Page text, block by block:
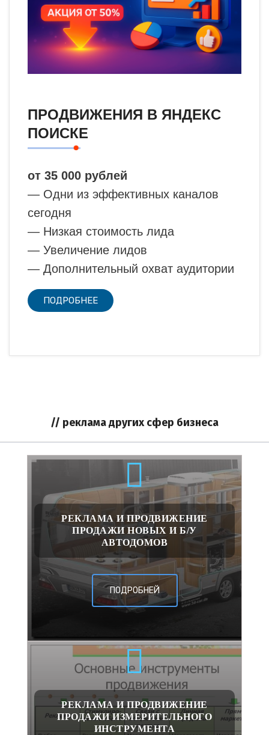
ПРОДВИЖЕНИЯ В ЯНДЕКС
ПОИСКЕ
от 35 000 рублей
— Одни из эффективных каналов
сегодня
— Низкая стоимость лида
— Увеличение лидов
— Дополнительный охват аудитории
ПОДРОБНЕЕ
// реклама других сфер бизнеса
РЕКЛАМА И ПРОДВИЖЕНИЕ
ПРОДАЖИ НОВЫХ И Б/У
АВТОДОМОВ
ПОДРОБНЕЙ
РЕКЛАМА И ПРОДВИЖЕНИЕ
ПРОДАЖИ ИЗМЕРИТЕЛЬНОГО
ИНСТРУМЕНТА